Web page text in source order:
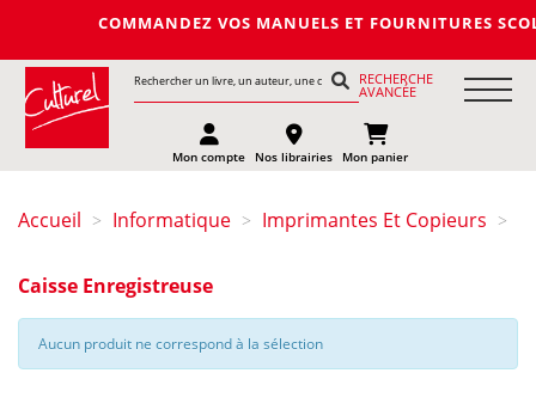
COMMANDEZ VOS MANUELS ET
RECHERCHE
AVANCÉE
Mon compte Nos librairies Mon panier
Accueil > Informatique > Imprimantes Et Copieurs >
Caisse Enregistreuse
Aucun produit ne correspond à la sélection